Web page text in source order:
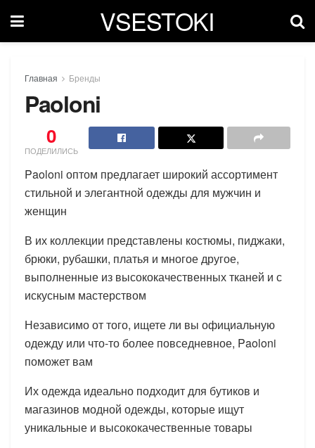
VSESTOKI
Главная Бренды
Paoloni
0
ПОДЕЛИЛИСЬ
Paoloni оптом предлагает широкий ассортимент
стильной и элегантной одежды для мужчин и
женщин
В их коллекции представлены костюмы, пиджаки,
брюки, рубашки, платья и многое другое,
выполненные из высококачественных тканей и с
искусным мастерством
Независимо от того, ищете ли вы официальную
одежду или что-то более повседневное, Paoloni
поможет вам
Их одежда идеально подходит для бутиков и
магазинов модной одежды, которые ищут
уникальные и высококачественные товары